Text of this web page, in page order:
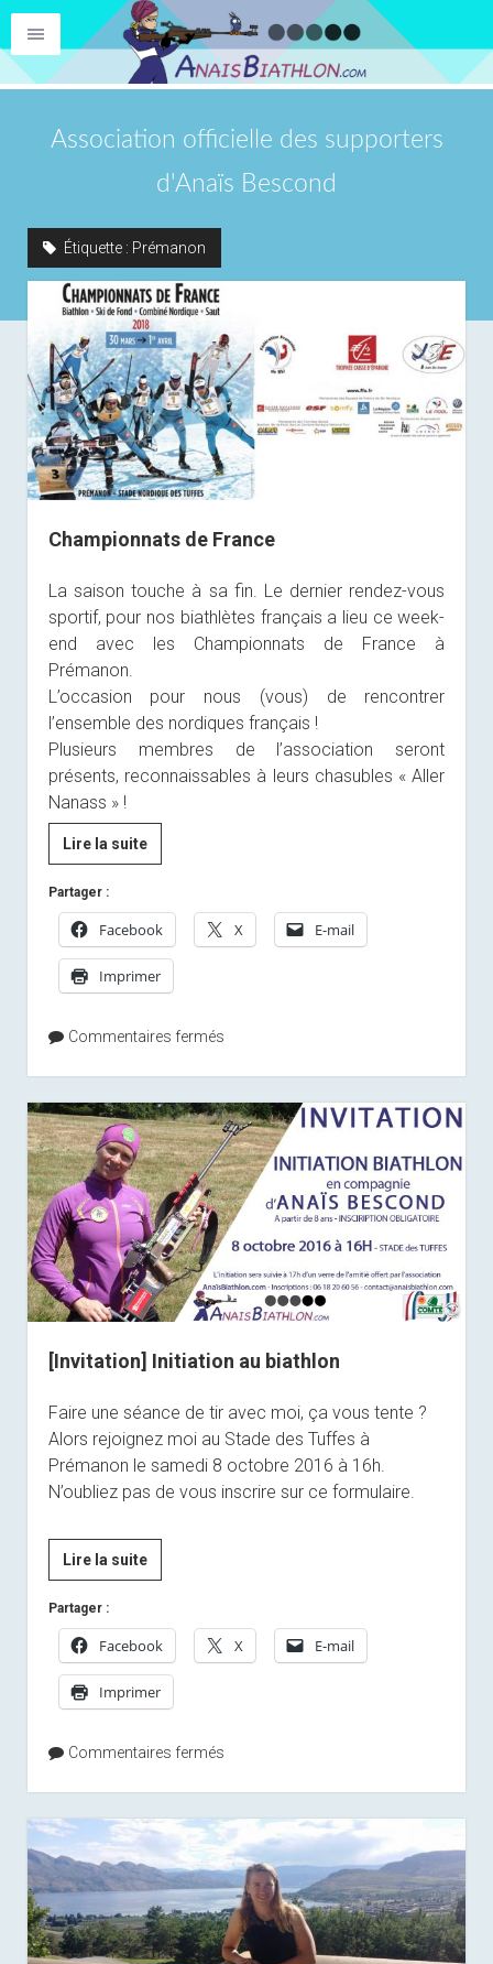
Association officielle des supporters
d'Anaïs Bescond
Étiquette : Prémanon
Championnats de France
La saison touche à sa fin. Le dernier rendez-vous
sportif, pour nos biathlètes français a lieu ce week-
end avec les Championnats de France à
Prémanon.
L’occasion pour nous (vous) de rencontrer
l’ensemble des nordiques français !
Plusieurs membres de l’association seront
présents, reconnaissables à leurs chasubles « Aller
Nanass » !
Lire la suiteChampionnats
de
Partager :
Facebook X E-mail
Imprimer
Commentaires fermés
[Invitation] Initiation au biathlon
Faire une séance de tir avec moi, ça vous tente ?
Alors rejoignez moi au Stade des Tuffes à
Prémanon le samedi 8 octobre 2016 à 16h.
N’oubliez pas de vous inscrire sur ce formulaire.
Lire la suite[Invitation]
Initiation
biathlon
Partager :
Facebook X E-mail
Imprimer
Commentaires fermés